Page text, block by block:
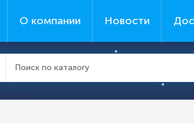
О компании Новости